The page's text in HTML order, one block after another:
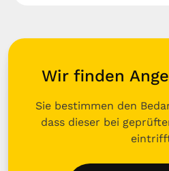
Wir finden
Sie bestimmen den
dass dieser bei